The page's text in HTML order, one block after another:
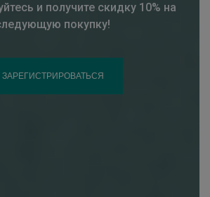
и получите скидку 10% на
покупку!
ЗАРЕГИСТРИРОВАТЬСЯ